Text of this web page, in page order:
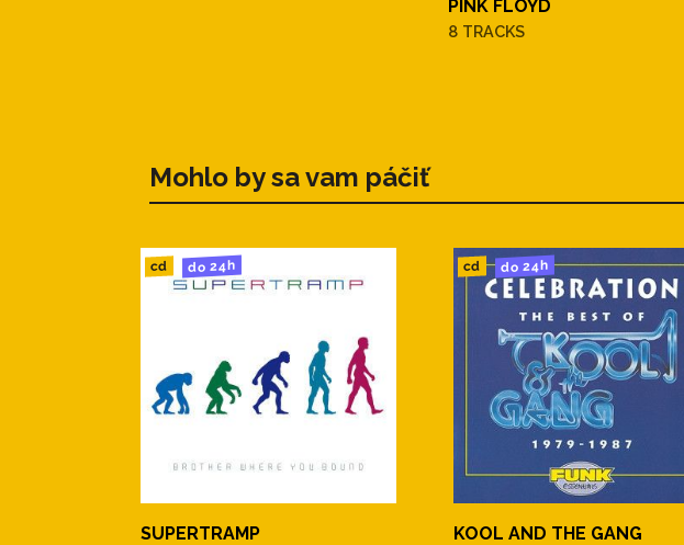
PINK FLOYD
8 TRACKS
Mohlo by sa vam páčiť
cd do 24h
SUPERTRAMP
cd do 24h
KOOL AND THE GANG